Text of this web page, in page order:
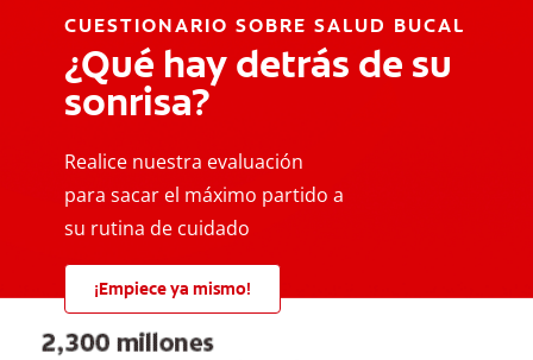
CUESTIONARIO SOBRE SALUD BUCAL
¿Qué hay detrás de su
sonrisa?
Realice nuestra evaluación
para sacar el máximo partido a
su rutina de cuidado
¡Empiece ya mismo!